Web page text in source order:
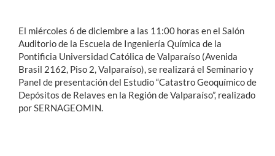
English
El miércoles 6 de diciembre a las 11:00 horas en el Salón
Auditorio de la Escuela de Ingeniería Química de la
Pontificia Universidad Católica de Valparaíso (Avenida
Brasil 2162, Piso 2, Valparaíso), se realizará el Seminario y
Panel de presentación del Estudio “Catastro Geoquímico de
Depósitos de Relaves en la Región de Valparaíso”, realizado
por SERNAGEOMIN.